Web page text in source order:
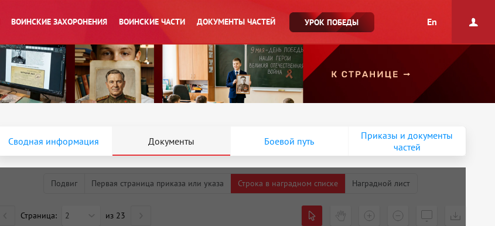
ВОИНСКИЕ ЗАХОРОНЕНИЯ ВОИНСКИЕ ЧАСТИ ДОКУМЕНТЫ ЧАСТЕЙ УРОК ПОБЕДЫ En
Сводная информация Документы Боевой путь
Приказы и документы
частей
Подвиг Первая страница приказа или указа Строка в наградном списке Наградной лист
Страница: 2 из 23